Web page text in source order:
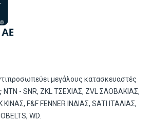
μεγάλους κατασκευαστές
- SNR, ZKL ΤΣΕΧΙΑΣ, ZVL ΣΛΟΒΑΚΙΑΣ,
F&F FENNER ΙΝΔΙΑΣ, SATI ΙΤΑΛΙΑΣ,
WD.